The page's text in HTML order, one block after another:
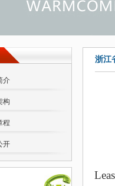
介
构
程
开
浙江